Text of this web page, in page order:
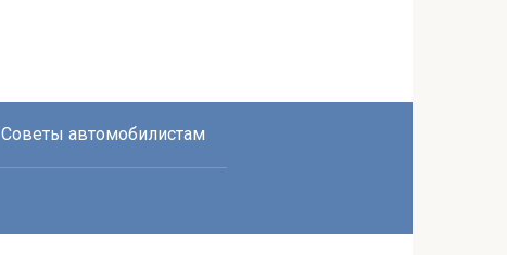
Советы автомобилистам